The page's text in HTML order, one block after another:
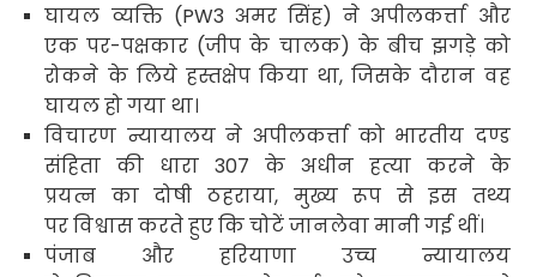
घायल व्यक्ति (PW3 अमर सिंह) ने अपीलकर्त्ता और
एक पर-पक्षकार (जीप के चालक) के बीच झगड़े को
रोकने के लिये हस्तक्षेप किया था,जिसके दौरान वह
घायल हो गया था।
विचारण न्यायालय ने अपीलकर्त्ता को भारतीय दण्ड
संहिता की धारा307के अधीन हत्या करने के
प्रयत्न का दोषी ठहराया, मुख्य रूप से इस तथ्य
पर विश्वास करते हुए कि चोटें जानलेवा मानी गई थीं।
पंजाब और हरियाणा उच्च न्यायालय